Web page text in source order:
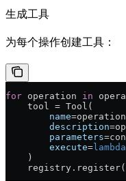
生成工具
为每个操作创建工具：
for operation in
    tool = Tool(
        name
=operation[
        description
        parameters
        execute
= lambda
    )